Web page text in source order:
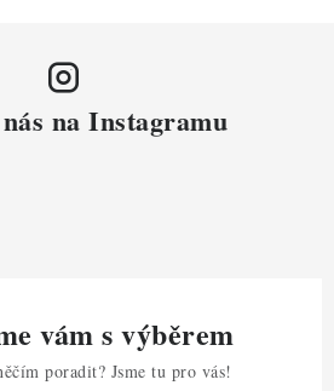
na Instagramu
vám s výběrem
poradit? Jsme tu pro vás!